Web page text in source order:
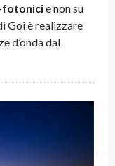
fotonicie non su
Goi è realizzare
d’onda dal